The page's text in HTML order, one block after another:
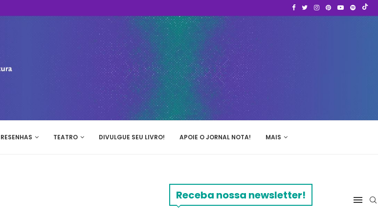
RESENHAS TEATRO DIVULGUE SEU LIVRO! APOIE O JORNAL NOTA! MAIS
Receba nossa newsletter!